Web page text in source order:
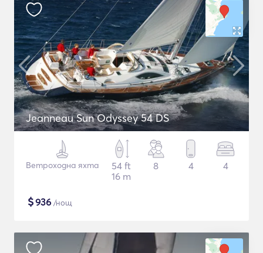
Jeanneau Sun Odyssey 54 DS
Ветроходна яхта
54 ft
16 m
8 4 4
$936 /нощ